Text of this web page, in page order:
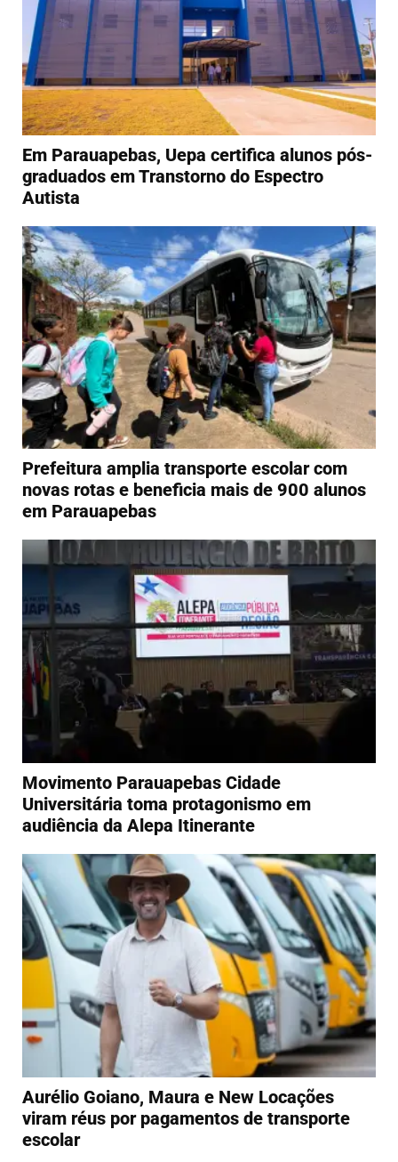
Em Parauapebas, Uepa certifica alunos pós-
graduados em Transtorno do Espectro
Autista
Prefeitura amplia transporte escolar com
novas rotas e beneficia mais de 900 alunos
em Parauapebas
Movimento Parauapebas Cidade
Universitária toma protagonismo em
audiência da Alepa Itinerante
Aurélio Goiano, Maura e New Locações
viram réus por pagamentos de transporte
escolar